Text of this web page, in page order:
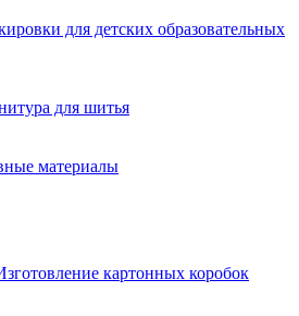
для детских образовательных
для шитья
материалы
картонных коробок